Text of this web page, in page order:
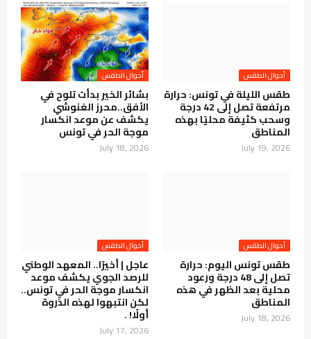
أحوال الطقس
طقس الليلة في تونس: حرارة
مرتفعة تصل إلى 42 درجة
وسحب كثيفة محليًا بهذه
المناطق
July 19, 2026
أحوال الطقس
بشائر الخير بدأت تلوح في
الأفق..محرز الغنوشي
يكشف عن موعد انكسار
موجة الحر في تونس
July 18, 2026
أحوال الطقس
طقس تونس اليوم: حرارة
تصل إلى 48 درجة ورعود
محلية بعد الظهر في هذه
المناطق
July 18, 2026
أحوال الطقس
عاجل | أخيرًا.. المعهد الوطني
للرصد الجوي يكشف موعد
انكسار موجة الحر في تونس..
لكن انتبهوا لهذه الذروة
أولًا! .
July 17, 2026